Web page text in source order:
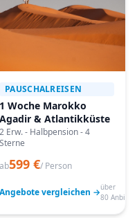
PAUSCHALREISEN
1 Woche Marokko
Agadir & Atlantikküste
2 Erw. - Halbpension - 4
Sterne
ab599 €/ Person
Angebote vergleichen →über
80